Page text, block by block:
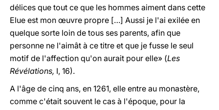
délices que tout ce que les hommes aiment dans cette
Elue est mon œuvre propre […] Aussi je l'ai exilée en
quelque sorte loin de tous ses parents, afin que
personne ne l'aimât à ce titre et que je fusse le seul
motif de l'affection qu'on aurait pour elle» (Les
Révélations, I, 16).
A l'âge de cinq ans, en 1261, elle entre au monastère,
comme c'était souvent le cas à l'époque, pour la